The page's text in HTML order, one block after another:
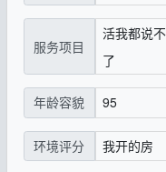
服务项目
活我都说
了
年龄容貌 95
环境评分 我开的房